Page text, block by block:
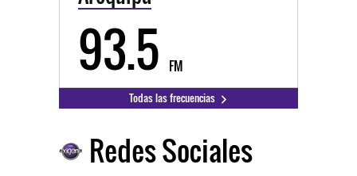
93.5 FM
Todas las frecuencias
Redes Sociales